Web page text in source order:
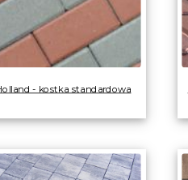
- kostka standardowa